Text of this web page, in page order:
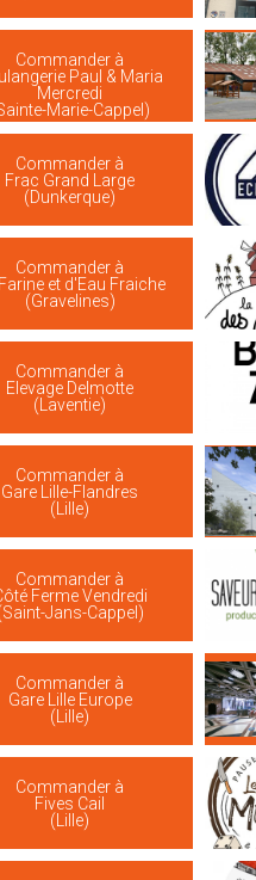
Commander à
Paul & Maria
Mercredi
Marie-Cappel)
Commander à
Frac Grand Large
(Dunkerque)
Commander à
et d'Eau Fraiche
(Gravelines)
Commander à
Elevage Delmotte
(Laventie)
Commander à
Gare Lille-Flandres
(Lille)
Commander à
Ferme Vendredi
Jans-Cappel)
Commander à
Gare Lille Europe
(Lille)
Commander à
Fives Cail
(Lille)